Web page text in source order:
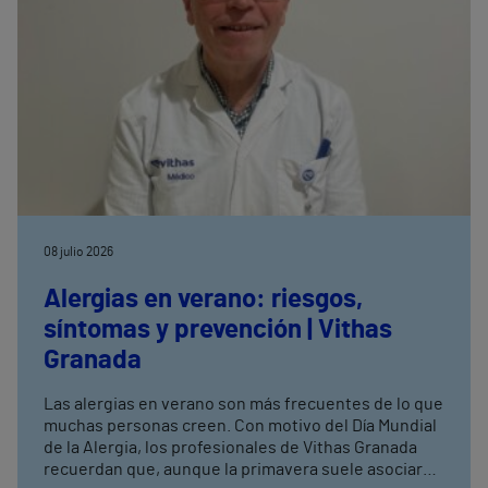
08 julio 2026
Alergias en verano: riesgos,
síntomas y prevención | Vithas
Granada
Las alergias en verano son más frecuentes de lo que
muchas personas creen. Con motivo del Día Mundial
de la Alergia, los profesionales de Vithas Granada
recuerdan que, aunque la primavera suele asociarse